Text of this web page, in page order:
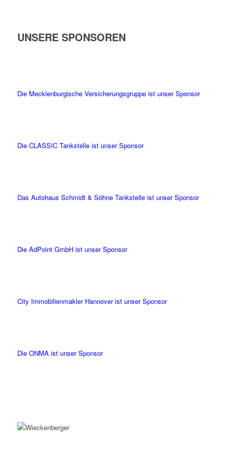
UNSERE SPONSOREN
Die Mecklenburgische Versicherungsgruppe ist unser Sponsor
Die CLASSIC Tankstelle ist unser Sponsor
Das Autohaus Schmidt & Söhne Tankstelle ist unser Sponsor
Die AdPoint GmbH ist unser Sponsor
City Immobilienmakler Hannover ist unser Sponsor
Die ONMA ist unser Sponsor